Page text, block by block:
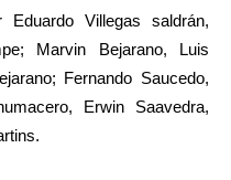
Villegas saldrán,
Marvin Bejarano, Luis
Fernando Saucedo,
Erwin Saavedra,